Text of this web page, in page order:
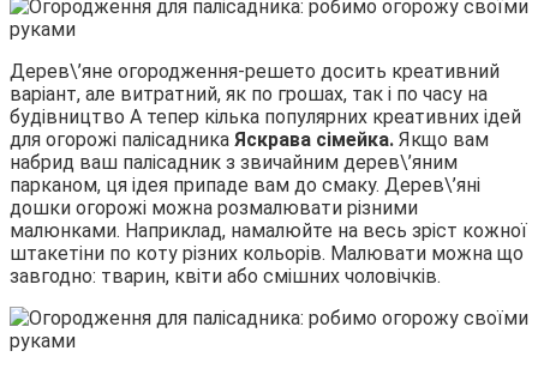
Дерев\’яне огородження-решето досить креативний
варіант, але витратний, як по грошах, так і по часу на
будівництво А тепер кілька популярних креативних ідей
для огорожі палісадника Яскрава сімейка. Якщо вам
набрид ваш палісадник з звичайним дерев\’яним
парканом, ця ідея припаде вам до смаку. Дерев\’яні
дошки огорожі можна розмалювати різними
малюнками. Наприклад, намалюйте на весь зріст кожної
штакетіни по коту різних кольорів. Малювати можна що
завгодно: тварин, квіти або смішних чоловічків.